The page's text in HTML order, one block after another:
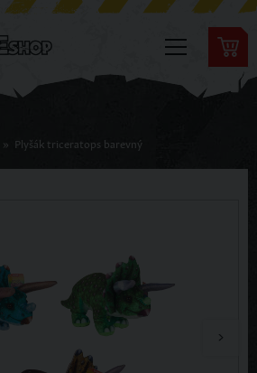
» Plyšák triceratops barevný